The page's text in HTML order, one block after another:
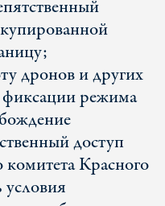
дронов и других
фиксации режима
доступ
Красного